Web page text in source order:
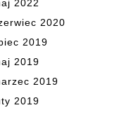
2022
2020
2019
2019
2019
2019